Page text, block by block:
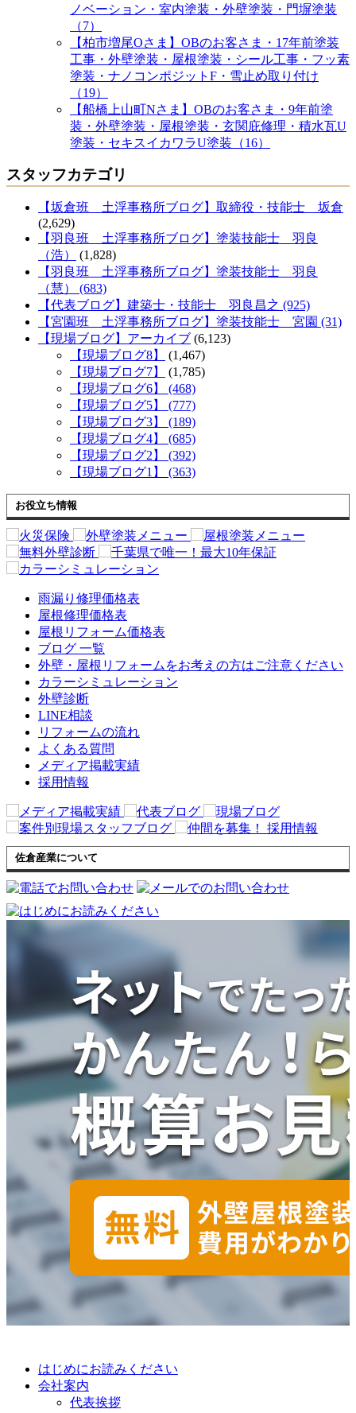
ノベーション・室内塗装・外壁塗装・門塀塗装
（7）
【柏市増尾Oさま】OBのお客さま・17年前塗装
工事・外壁塗装・屋根塗装・シール工事・フッ素
塗装・ナノコンポジットF・雪止め取り付け
（19）
【船橋上山町Nさま】OBのお客さま・9年前塗
装・外壁塗装・屋根塗装・玄関庇修理・積水瓦U
塗装・セキスイカワラU塗装（16）
スタッフカテゴリ
【坂倉班 土浮事務所ブログ】取締役・技能士 坂倉
(2,629)
【羽良班 土浮事務所ブログ】塗装技能士 羽良
（浩）
(1,828)
【羽良班 土浮事務所ブログ】塗装技能士 羽良
（慧） (683)
【代表ブログ】建築士・技能士 羽良昌之 (925)
【宮園班 土浮事務所ブログ】塗装技能士 宮園 (31)
【現場ブログ】アーカイブ (6,123)
【現場ブログ8】
(1,467)
【現場ブログ7】
(1,785)
【現場ブログ6】 (468)
【現場ブログ5】 (777)
【現場ブログ3】 (189)
【現場ブログ4】 (685)
【現場ブログ2】 (392)
【現場ブログ1】 (363)
お役立ち情報
雨漏り修理価格表
屋根修理価格表
屋根リフォーム価格表
ブログ 一覧
外壁・屋根リフォームをお考えの方はご注意ください
カラーシミュレーション
外壁診断
LINE相談
リフォームの流れ
よくある質問
メディア掲載実績
採用情報
佐倉産業について
はじめにお読みください
会社案内
代表挨拶